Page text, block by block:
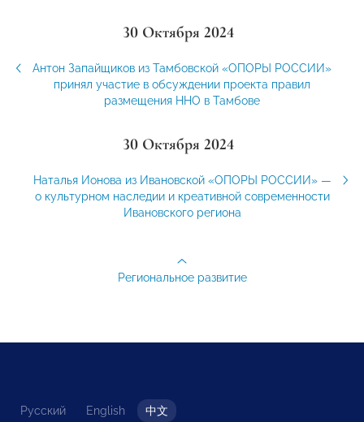
30 Октября 2024
Антон Запайщиков из Тамбовской «ОПОРЫ РОССИИ»
принял участие в обсуждении проекта правил
размещения ННО в Тамбове
30 Октября 2024
Наталья Ионова из Ивановской «ОПОРЫ РОССИИ» —
о культурном наследии и креативной современности
Ивановского региона
Региональное развитие
Русский English 中文